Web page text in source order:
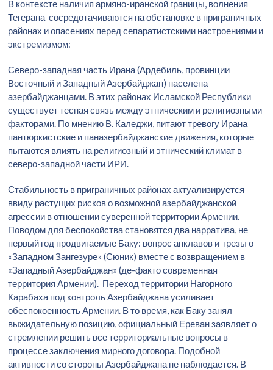
В контексте наличия армяно-иранской границы, волнения
Тегерана сосредотачиваются на обстановке в приграничных
районах и опасениях перед сепаратистскими настроениями и
экстремизмом:
Северо-западная часть Ирана (Ардебиль, провинции
Восточный и Западный Азербайджан) населена
азербайджанцами. В этих районах Исламской Республики
существует тесная связь между этническим и религиозными
факторами. По мнению В. Каледжи, питают тревогу Ирана
пантюркистские и паназербайджанские движения, которые
пытаются влиять на религиозный и этнический климат в
северо-западной части ИРИ.
Стабильность в приграничных районах актуализируется
ввиду растущих рисков о возможной азербайджанской
агрессии в отношении суверенной территории Армении.
Поводом для беспокойства становятся два нарратива, не
первый год продвигаемые Баку: вопрос анклавов и грезы о
«Западном Зангезуре» (Сюник) вместе с возвращением в
«Западный Азербайджан» (де-факто современная
территория Армении). Переход территории Нагорного
Карабаха под контроль Азербайджана усиливает
обеспокоенность Армении. В то время, как Баку занял
выжидательную позицию, официальный Ереван заявляет о
стремлении решить все территориальные вопросы в
процессе заключения мирного договора. Подобной
активности со стороны Азербайджана не наблюдается. В